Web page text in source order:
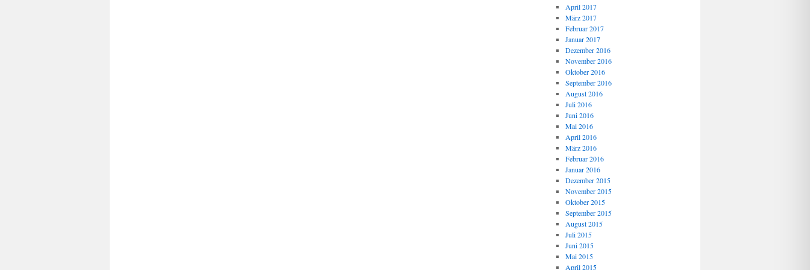
April 2017
März 2017
Februar 2017
Januar 2017
Dezember 2016
November 2016
Oktober 2016
September 2016
August 2016
Juli 2016
Juni 2016
Mai 2016
April 2016
März 2016
Februar 2016
Januar 2016
Dezember 2015
November 2015
Oktober 2015
September 2015
August 2015
Juli 2015
Juni 2015
Mai 2015
April 2015